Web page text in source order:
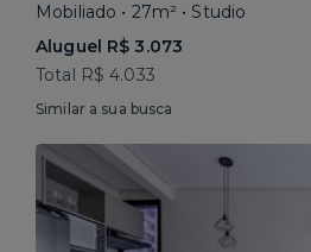
Mobiliado • 27m² • Studio
Aluguel R$ 3.073
Total R$ 4.033
Similar a sua busca